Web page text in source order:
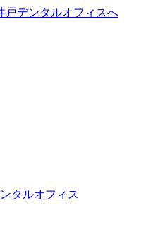
タルオフィス